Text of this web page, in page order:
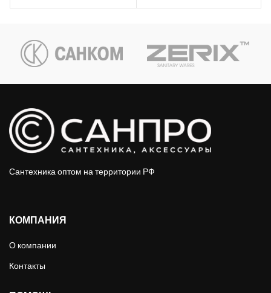
Сантехника оптом на территории РФ
КОМПАНИЯ
О компании
Контакты